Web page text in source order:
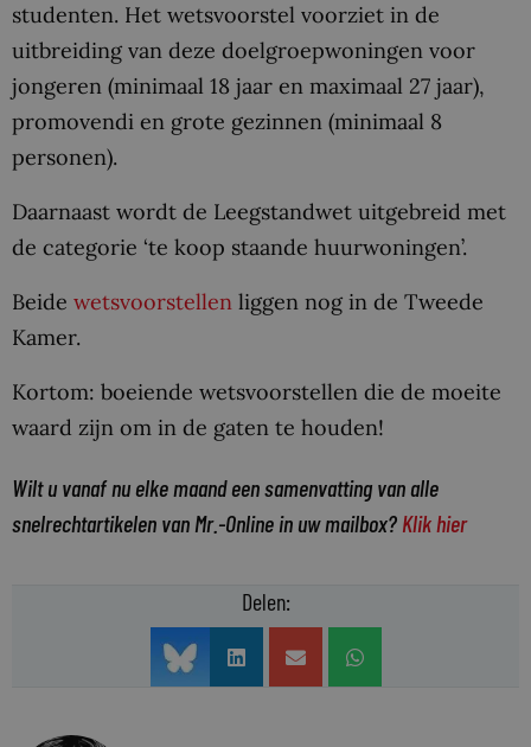
studenten. Het wetsvoorstel voorziet in de
uitbreiding van deze doelgroepwoningen voor
jongeren (minimaal 18 jaar en maximaal 27 jaar),
promovendi en grote gezinnen (minimaal 8
personen).
Daarnaast wordt de Leegstandwet uitgebreid met
de categorie ‘te koop staande huurwoningen’.
Beide wetsvoorstellen liggen nog in de Tweede
Kamer.
Kortom: boeiende wetsvoorstellen die de moeite
waard zijn om in de gaten te houden!
Wilt u vanaf nu elke maand een samenvatting van alle
snelrechtartikelen van Mr.-Online in uw mailbox? Klik hier
Delen: